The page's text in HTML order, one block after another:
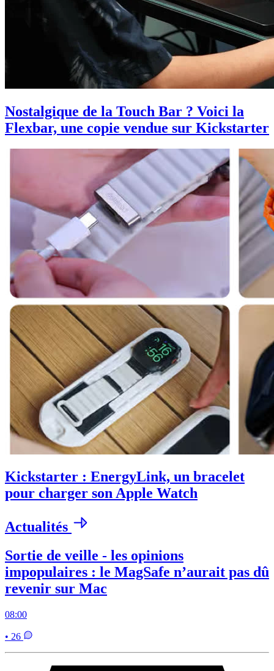
Nostalgique de la Touch Bar ? Voici la
Flexbar, une copie vendue sur Kickstarter
Kickstarter : EnergyLink, un bracelet
pour charger son Apple Watch
Actualités
Sortie de veille - les opinions
impopulaires : le MagSafe n’aurait pas dû
revenir sur Mac
08:00
• 26